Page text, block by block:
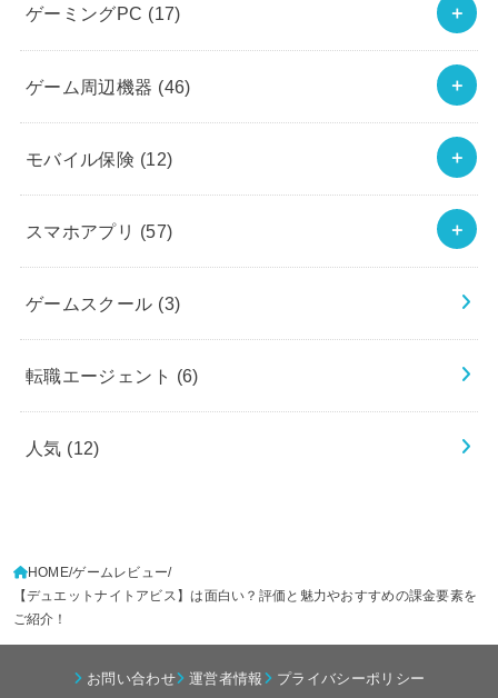
ゲーミングPC (17)
ゲーム周辺機器 (46)
モバイル保険 (12)
スマホアプリ (57)
ゲームスクール (3)
転職エージェント (6)
人気 (12)
HOME ゲームレビュー
【デュエットナイトアビス】は面白い？評価と魅力やおすすめの課金要素を
ご紹介！
お問い合わせ 運営者情報 プライバシーポリシー